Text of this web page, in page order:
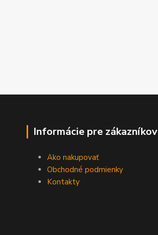
Informácie pre zákazníkov
Ako nakupovať
Obchodné podmienky
Kontakty